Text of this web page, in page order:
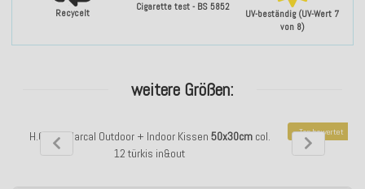
Recycelt
Cigarette test - BS 5852
UV-beständig (UV-Wert 7
von 8)
weitere Größen:
H.O.C.K. Marcal Outdoor + Indoor Kissen 50x30cmcol.
12 türkis in&out
Top bewertet
H.O.C.K.